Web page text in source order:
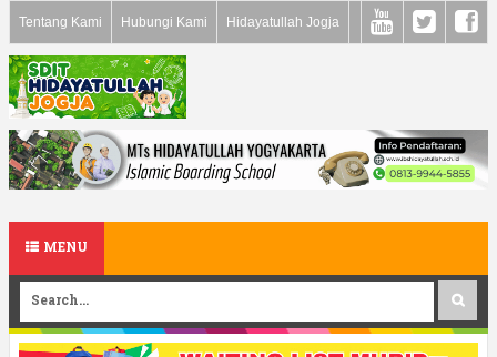
Tentang Kami Hubungi Kami Hidayatullah Jogja
MENU